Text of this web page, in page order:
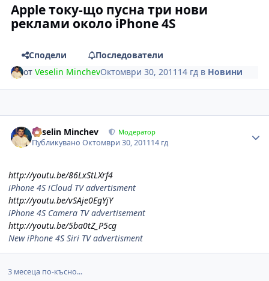
Apple току-що пусна три нови
реклами около iPhone 4S
Сподели
Последователи
отVeselin MinchevОктомври 30, 2011 14 гд в Новини
Veselin Minchev Модератор
ПубликуваноОктомври 30, 201114 гд
http://youtu.be/86LxStLXrf4
iPhone 4S iCloud TV advertisment
http://youtu.be/vSAje0EgYjY
iPhone 4S Camera TV advertisement
http://youtu.be/5ba0tZ_P5cg
New iPhone 4S Siri TV advertisment
3 месеца по-късно...